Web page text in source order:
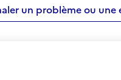
un problème ou une